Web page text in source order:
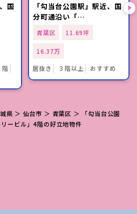
国
階
「勾当台公園駅」駅近、国
分町通沿い「…
青葉区 11.69坪
16.37万
居抜き
３階以上 おすすめ
県 ＞ 仙台市 ＞ 青葉区 ＞ 「勾当台公園
ービル」4階の好立地物件